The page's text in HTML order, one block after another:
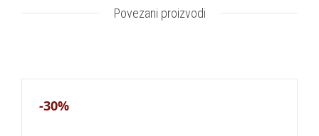
Povezani proizvodi
-30%